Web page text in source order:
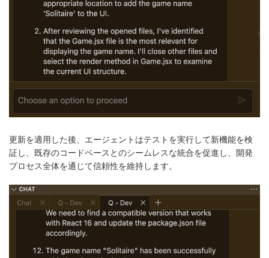
更新を適用した後、エージェントはテストを実行して新機能を検
証し、既存のコードベースとのシームレスな統合を促進し、開発
プロセス全体を通じて信頼性を維持します。